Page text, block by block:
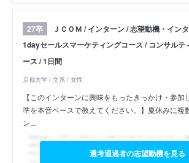
27卒
ＪＣＯＭ / インターン / 志望動機・イン
1dayセールスマーケティングコース / コンサルテ
ース / 1日間
京都大学 / 文系 / 女性
【このインターンに興味をもったきっかけ・参
準を本音ベースで教えてください。】夏休みに複
ン...
選考通過者の志望動機を見る